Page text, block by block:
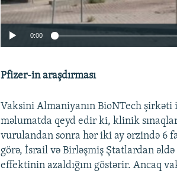
0:00
Pfizer-in araşdırması
Vaksini Almaniyanın BioNTech şirkəti
məlumatda qeyd edir ki, klinik
vurulandan sonra hər iki ay ərzində 6
görə, İsrail və Birləşmiş Ştatlardan
effektinin azaldığını göstərir. Ancaq